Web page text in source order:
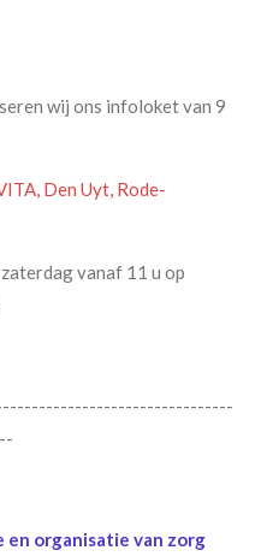
wij ons infoloket van 9
Den Uyt, Rode-
vanaf 11 u op
en organisatie van zorg